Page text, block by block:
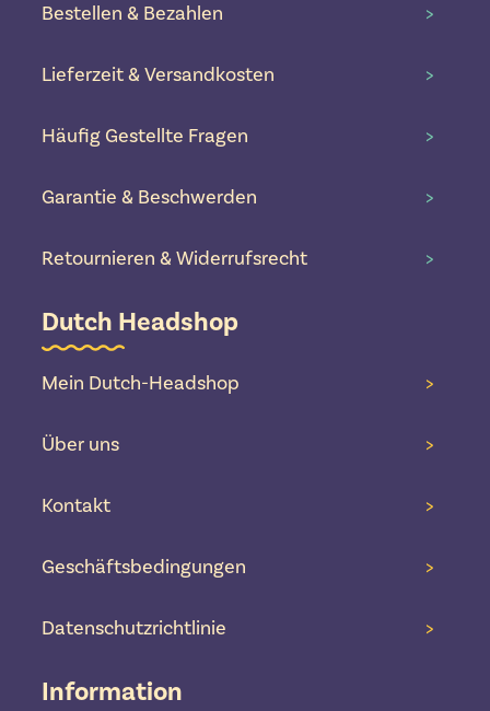
Bestellen & Bezahlen >
Lieferzeit & Versandkosten >
Häufig Gestellte Fragen >
Garantie & Beschwerden >
Retournieren & Widerrufsrecht >
Dutch Headshop
Mein Dutch-Headshop >
Über uns >
Kontakt >
Geschäftsbedingungen >
Datenschutzrichtlinie >
Information